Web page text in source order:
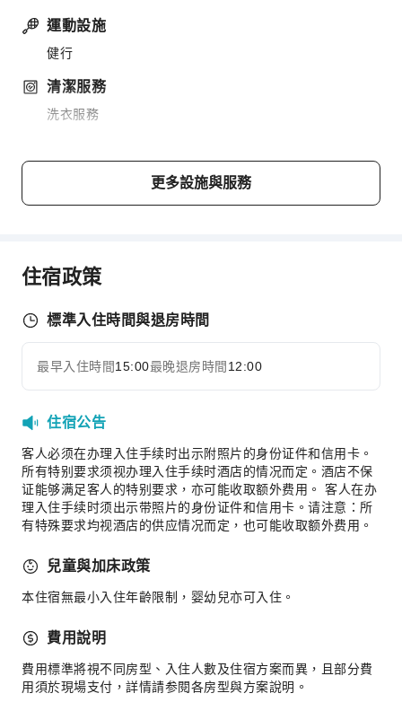
運動設施
健行
清潔服務
洗衣服務
停車場
上網服務
櫃檯服務
24 小時櫃檯
安全與保全
急救包
公共區域監控
滅火器
煙霧警報器
無障礙設施
展開全部
更多設施與服務
住宿政策
標準入住時間與退房時間
最早入住時間15:00最晚退房時間 12:00
住宿公告
客人必须在办理入住手续时出示附照片的身份证件和信用卡。
所有特别要求须视办理入住手续时酒店的情况而定。酒店不保
证能够满足客人的特别要求，亦可能收取额外费用。 客人在办
理入住手续时须出示带照片的身份证件和信用卡。请注意：所
有特殊要求均视酒店的供应情况而定，也可能收取额外费用。
兒童與加床政策
本住宿無最小入住年齡限制，婴幼兒亦可入住。
費用說明
費用標準將視不同房型、入住人數及住宿方案而異，且部分費
用須於現場支付，詳情請参閱各房型與方案說明。